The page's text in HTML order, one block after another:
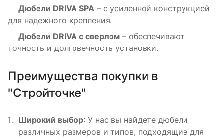
Дюбели DRIVA SPA – с усиленной конструкцией
для надежного крепления.
Дюбели DRIVA с сверлом – обеспечивают
точность и долговечность установки.
Преимущества покупки в
"Стройточке"
Широкий выбор: У нас вы найдете дюбели
различных размеров и типов, подходящие для